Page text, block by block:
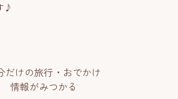
♪
だけの旅行・おでかけ
情報がみつかる